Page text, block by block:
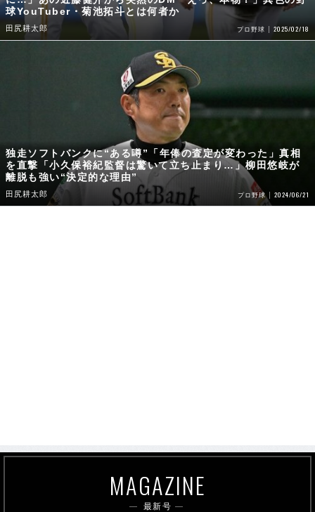
球YouTuber・菊池拓斗とは何者か
田尻耕太郎 プロ野球 2025/02/18
独走ソフトバンクに“ある噂”「年俸の査定が変わった」真相
を直撃「小久保裕紀監督は驚いて立ち止まり…」柳田悠岐が
離脱も強い“決定的な理由”
田尻耕太郎 プロ野球 2024/06/21
MAGAZINE
最新号